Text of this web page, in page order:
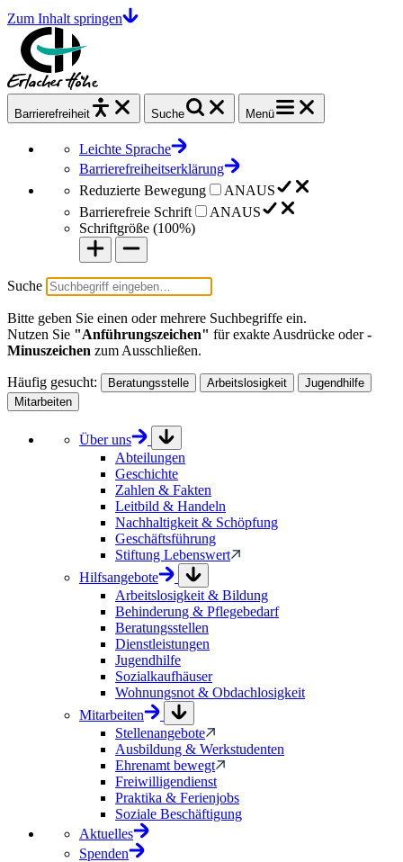
Zum Inhalt springen
Barrierefrei heit Suche Menü
Leichte Sprache
Barrierefreiheitserklärung
Reduzierte Bewegung
ANAUS
Barrierefreie Schrift
ANAUS
Schriftgröße (100%)
Suche
Bitte geben Sie einen oder mehrere Suchbegriffe ein.
Nutzen Sie "Anführungszeichen" für exakte Ausdrücke oder-
Minuszeichen zum Ausschließen.
Häufig gesucht: Beratungsstelle Arbeitslosigkeit
Jugendhilfe
Mitarbeiten
Über uns
Abteilungen
Geschichte
Zahlen & Fakten
Leitbild & Handeln
Nachhaltigkeit & Schöpfung
Geschäftsführung
Stiftung Lebenswert
Hilfsangebote
Arbeitslosigkeit & Bildung
Behinderung & Pflegebedarf
Beratungsstellen
Dienstleistungen
Jugendhilfe
Sozialkaufhäuser
Wohnungsnot & Obdachlosigkeit
Mitarbeiten
Stellenangebote
Ausbildung & Werkstudenten
Ehrenamt bewegt
Freiwilligendienst
Praktika & Ferienjobs
Soziale Beschäftigung
Aktuelles
Spenden